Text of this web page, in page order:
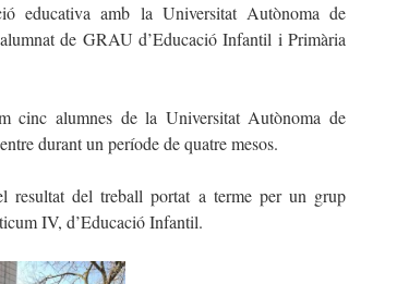
educativa amb la Universitat Autònoma de
de GRAU d’Educació Infantil i Primària
cinc alumnes de la Universitat Autònoma de
durant un període de quatre mesos.
resultat del treball portat a terme per un grup
IV, d’Educació Infantil.